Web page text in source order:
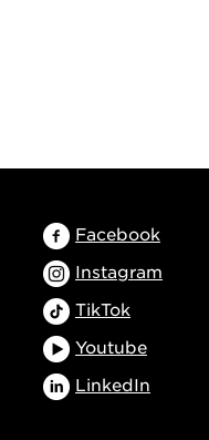
Facebook
Instagram
TikTok
Youtube
LinkedIn